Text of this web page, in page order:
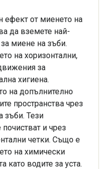
ефект от миенето на
да вземете най-
миене на зъби.
на хоризонтални,
за
хигиена.
на допълнително
пространства чрез
зъби. Тези
и чрез
четки. Също е
на химически
като водите за уста.